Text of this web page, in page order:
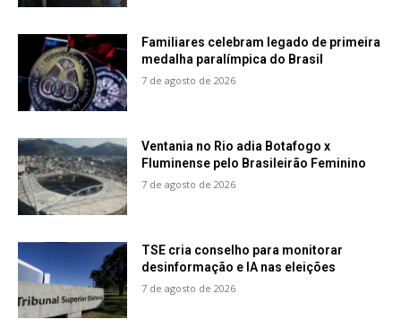
Familiares celebram legado de primeira
medalha paralímpica do Brasil
7 de agosto de 2026
Ventania no Rio adia Botafogo x
Fluminense pelo Brasileirão Feminino
7 de agosto de 2026
TSE cria conselho para monitorar
desinformação e IA nas eleições
7 de agosto de 2026